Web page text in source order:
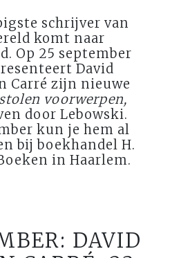
schrijver van
komt naar
Op 25 september
David
Carré zijn nieuwe
voorwerpen,
door Lebowski.
kun je hem al
bij boekhandel H.
in Haarlem.
DAVID